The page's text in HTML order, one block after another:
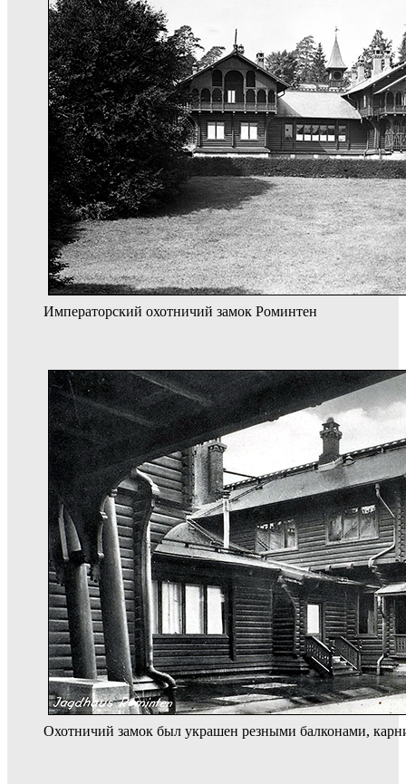
Императорский охотничий замок Роминтен
Охотничий замок был украшен резными балконами,